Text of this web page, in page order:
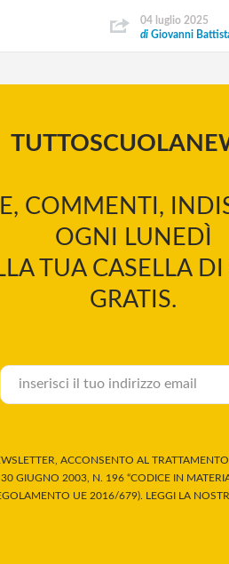
04 luglio 2025
diGiovanni
COMMENTI,
OGNI LUNEDÌ
TUA CASELLA DI
GRATIS.
ACCONSENTO AL
GIUGNO 2003, N. 196 “CODICE IN
UE 2016/679). LEGGI LA